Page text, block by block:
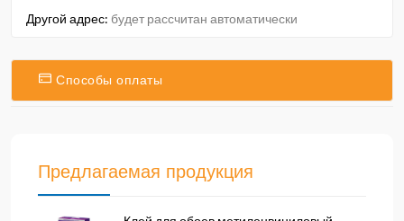
Другой адрес: будет рассчитан автоматически
Способы оплаты
Предлагаемая продукция